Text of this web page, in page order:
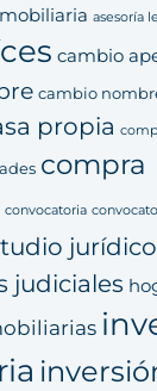
asesoría
cambio
cambio
propia
compra
convocatoria
judiciales